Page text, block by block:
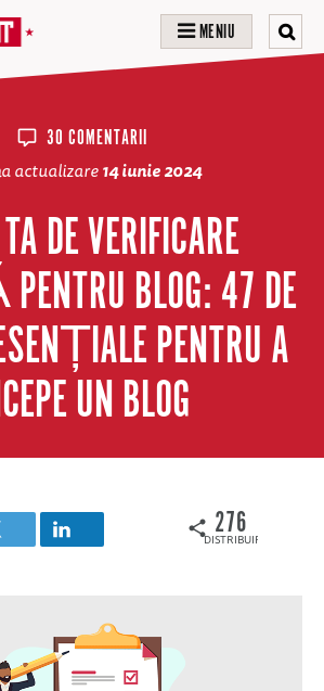
MENIU
30 COMENTARII
actualizare14 iunie 2024
DE VERIFICARE
BLOG: 47 DE
PENTRU A
UN BLOG
DISTRIBUIRI
276